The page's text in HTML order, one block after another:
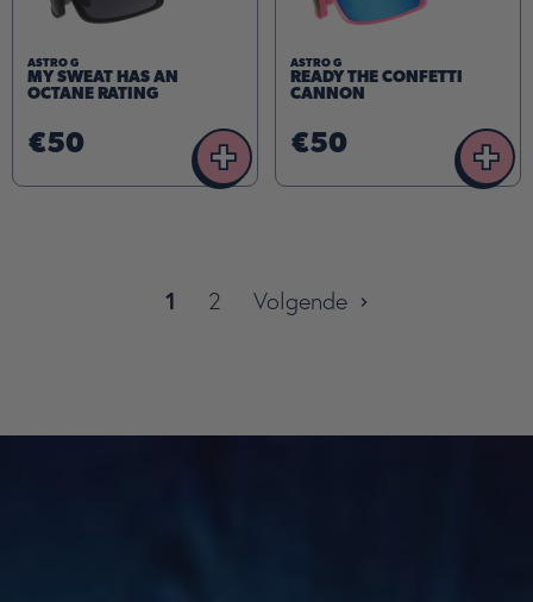
ASTRO G
MY SWEAT HAS AN
OCTANE RATING
€50 +
ASTRO G
READY THE CONFETTI
CANNON
€50 +
1 2 Volgende